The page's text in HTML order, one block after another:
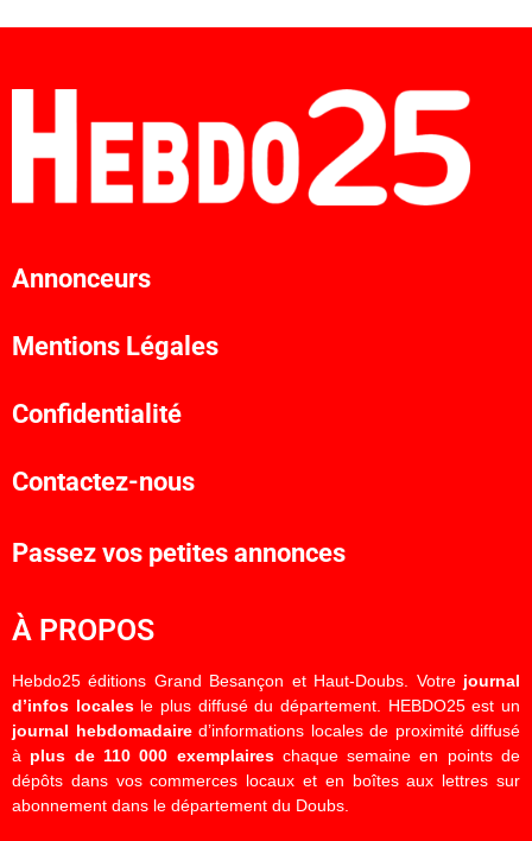
Annonceurs
Mentions Légales
Confidentialité
Contactez-nous
Passez vos petites annonces
À PROPOS
Hebdo25 éditions Grand Besançon et Haut-Doubs. Votre journal
d’infos localesle plus diffusé du département. HEBDO25 est un
journal hebdomadaired’informations locales de proximité diffusé
à plus de 110 000 exemplaireschaque semaine en points de
dépôts dans vos commerces locaux et en boîtes aux lettres sur
abonnement dans le département du Doubs.